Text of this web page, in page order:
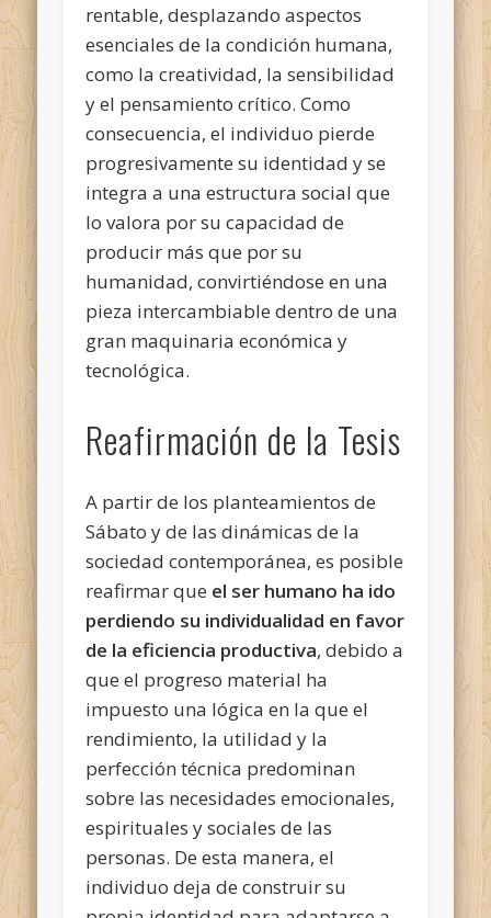
rentable, desplazando aspectos
esenciales de la condición humana,
como la creatividad, la sensibilidad
y el pensamiento crítico. Como
consecuencia, el individuo pierde
progresivamente su identidad y se
integra a una estructura social que
lo valora por su capacidad de
producir más que por su
humanidad, convirtiéndose en una
pieza intercambiable dentro de una
gran maquinaria económica y
tecnológica.
Reafirmación de la Tesis
A partir de los planteamientos de
Sábato y de las dinámicas de la
sociedad contemporánea, es posible
reafirmar que el ser humano ha ido
perdiendo su individualidad en favor
de la eficiencia productiva, debido a
que el progreso material ha
impuesto una lógica en la que el
rendimiento, la utilidad y la
perfección técnica predominan
sobre las necesidades emocionales,
espirituales y sociales de las
personas. De esta manera, el
individuo deja de construir su